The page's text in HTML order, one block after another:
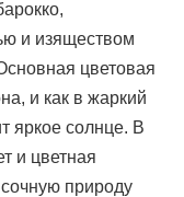
и изяществом
цветовая
и как в жаркий
яркое солнце. В
и цветная
природу